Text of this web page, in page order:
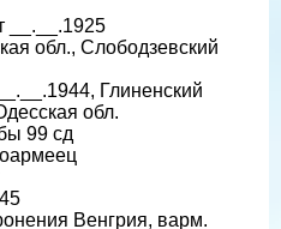
__.__.1925
обл., Слободзевский
Глиненский
обл.
99 сд
Венгрия, варм.